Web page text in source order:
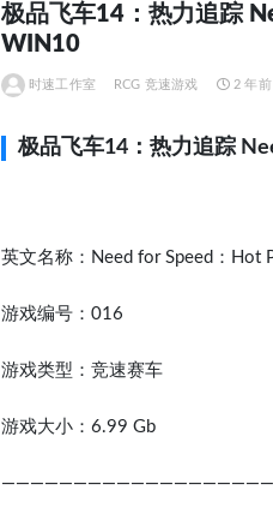
极品飞车14：热力追踪
WIN10
时速工作室 RCG 竞速游戏 2 年前
极品飞车14：热力追踪
英文名称：Need for Speed：Hot
游戏编号：016
游戏类型：竞速赛车
游戏大小：6.99 Gb